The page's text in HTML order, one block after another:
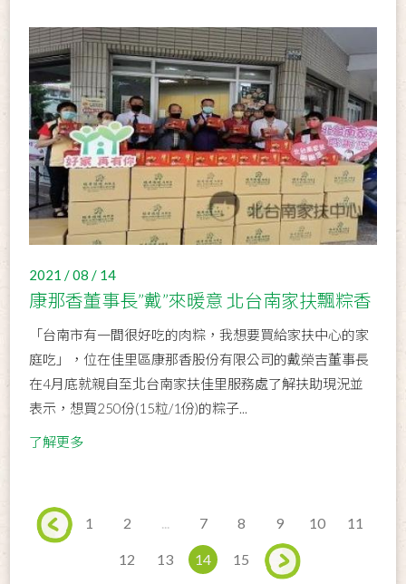
2021 / 08 / 14
康那香董事長”戴”來暖意 北台南家扶飄粽香
「台南市有一間很好吃的肉粽，我想要買給家扶中心的家
庭吃」，位在佳里區康那香股份有限公司的戴榮吉董事長
在4月底就親自至北台南家扶佳里服務處了解扶助現況並
表示，想買250份(15粒/1份)的粽子...
了解更多
1 2 7 8 9 10 11
12 13 14 15